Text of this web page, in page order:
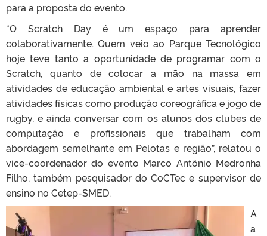
para a proposta do evento.
“O Scratch Day é um espaço para aprender
colaborativamente. Quem veio ao Parque Tecnológico
hoje teve tanto a oportunidade de programar com o
Scratch, quanto de colocar a mão na massa em
atividades de educação ambiental e artes visuais, fazer
atividades físicas como produção coreográfica e jogo de
rugby, e ainda conversar com os alunos dos clubes de
computação e profissionais que trabalham com
abordagem semelhante em Pelotas e região”, relatou o
vice-coordenador do evento Marco Antônio Medronha
Filho, também pesquisador do CoCTec e supervisor de
ensino no Cetep-SMED.
A
a